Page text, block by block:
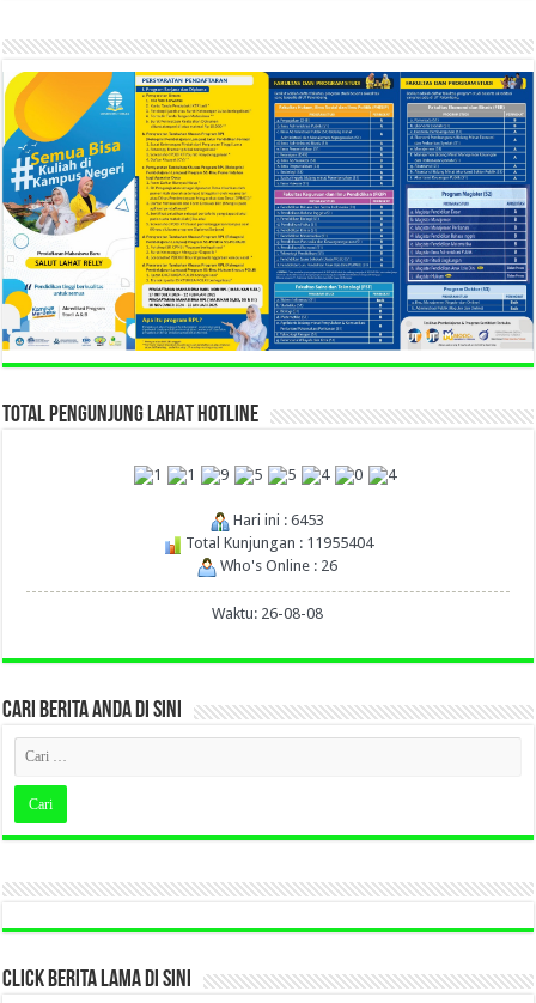
TOTAL PENGUNJUNG LAHAT HOTLINE
Hari ini : 6453
Total Kunjungan : 11955404
Who's Online : 26
Waktu: 26-08-08
CARI BERITA ANDA DI SINI
CLICK BERITA LAMA DI SINI